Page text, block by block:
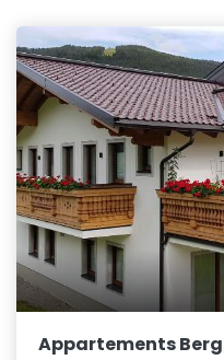
Appartements